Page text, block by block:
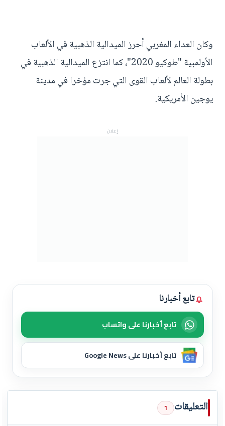
وكان العداء المغربي أحرز الميدالية الذهبية في الألعاب
الأولمبية "طوكيو 2020"، كما انتزع الميدالية الذهبية في
بطولة العالم لألعاب القوى التي جرت مؤخرا في مدينة
يوجين الأمريكية.
إعلان
تابع أخبارنا
تابع أخبارنا على واتساب
تابع أخبارنا على Google News
التعليقات 1